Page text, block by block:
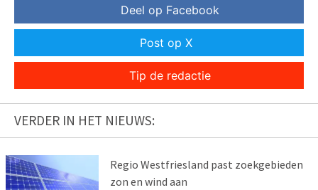
Deel op Facebook
Post op X
Tip de redactie
VERDER IN HET NIEUWS:
Regio Westfriesland past zoekgebieden
zon en wind aan